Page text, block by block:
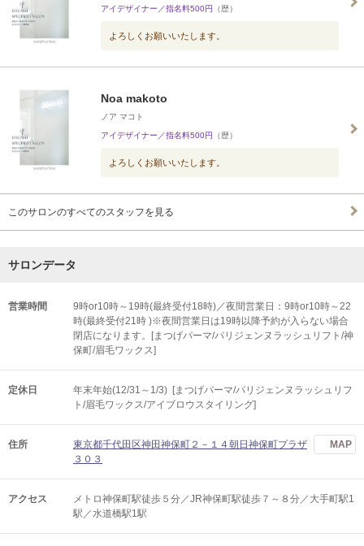
アイデザイナー／指名料500円 （歴）
よろしくお願いいたします。
Noa makoto
ノア マコト
アイデザイナー／指名料500円 （歴）
よろしくお願いいたします。
このサロンのすべてのスタッフを見る
サロンデータ
営業時間
9時or10時～19時(最終受付18時)／夜間営業日：9時or10時～22
時(最終受付21時 )※夜間営業日は19時以降予約が入らない場合
閉店になります。[まつげパーマ/パリジェンヌラッシュリフト/神
保町/眉毛ワックス]
定休日
年末年始(12/31～1/3) [まつげパーマ/パリジェンヌラッシュリフ
ト/眉毛ワックス/アイブロウスタイリング]
住所
東京都千代田区神田神保町２－１４朝日神保町プラザ
３０３
MAP
アクセス
メトロ神保町駅徒歩５分／JR神保町駅徒歩７～８分／大手町駅1
駅／水道橋駅1駅